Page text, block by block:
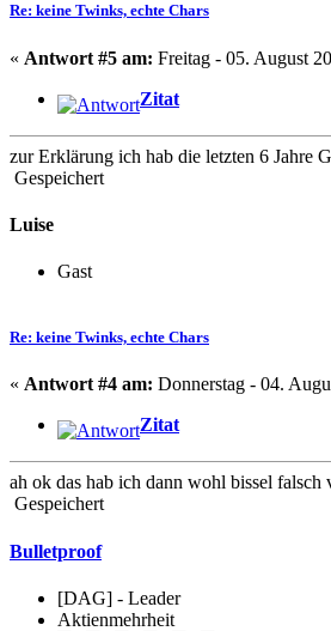
Re: keine Twinks, echte Chars
« Antwort #5 am: Freitag - 05. August
Zitat
zur Erklärung ich hab die letzten 6 Jahre
Gespeichert
Luise
Gast
Re: keine Twinks, echte Chars
« Antwort #4 am: Donnerstag - 04.
Zitat
ah ok das hab ich dann wohl bissel falsch
Gespeichert
Bulletproof
[DAG] - Leader
Aktienmehrheit